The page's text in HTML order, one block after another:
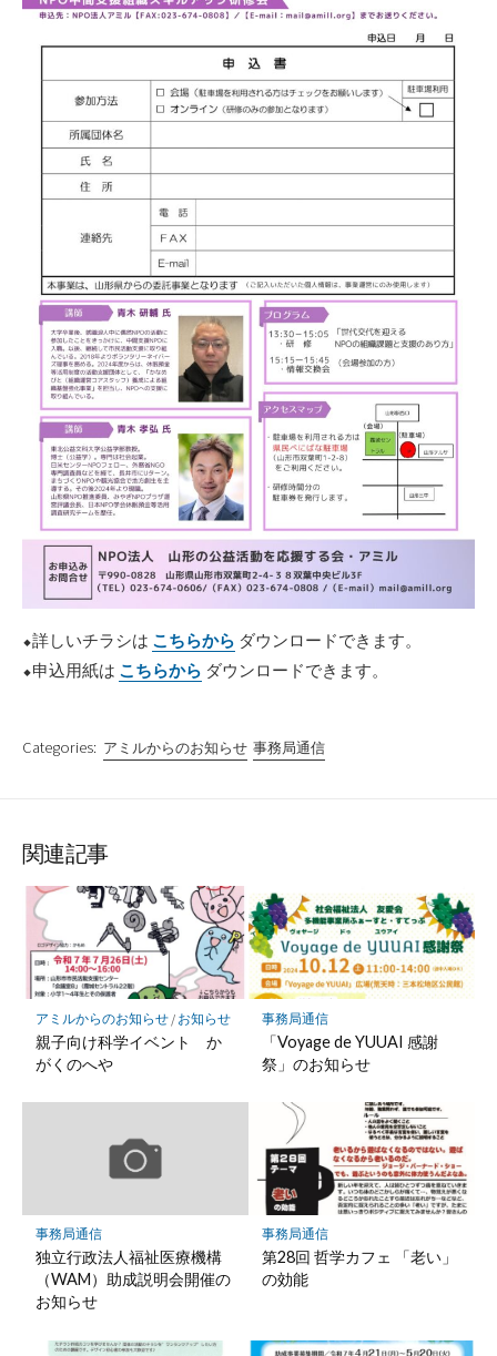
⬥詳しいチラシは こちらから ダウンロードできます。
⬥申込用紙は こちらから ダウンロードできます。
Categories: アミルからのお知らせ 事務局通信
関連記事
アミルからのお知らせ/ お知らせ
親子向け科学イベント か
がくのへや
事務局通信
「Voyage de YUUAI 感謝
祭」のお知らせ
事務局通信
独立行政法人福祉医療機構
（WAM）助成説明会開催の
お知らせ
事務局通信
第28回 哲学カフェ 「老い」
の効能